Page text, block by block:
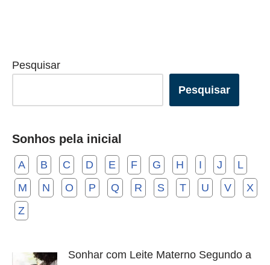
Pesquisar
Pesquisar
Sonhos pela inicial
A B C D E F G H I J
L
M
N O P Q R S T U V
X
Z
Sonhar com Leite Materno Segundo a